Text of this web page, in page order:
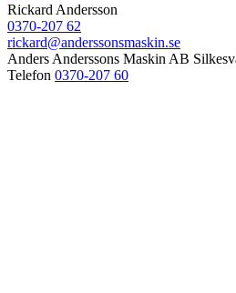
Rickard Andersson
0370-207 62
rickard@anderssonsmaskin.se
Anders Anderssons Maskin AB
Telefon 0370-207 60